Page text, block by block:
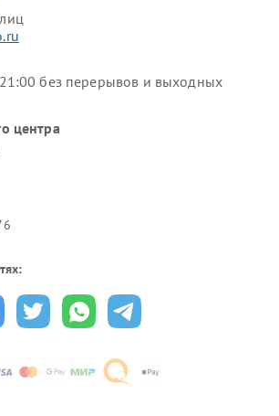
без перерывов и выходных
центра